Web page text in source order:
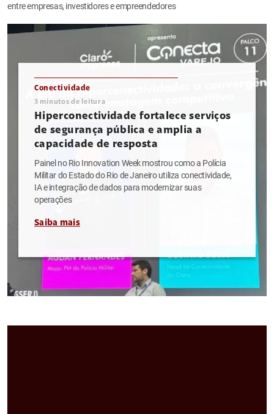
entre empresas, investidores e empreendedores
Conectividade
3 minutos de leitura
Hiperconectividade fortalece serviços
de segurança pública e amplia a
capacidade de resposta
Painel no Rio Innovation Week mostrou como a Polícia
Militar do Estado do Rio de Janeiro utiliza conectividade,
IA e integração de dados para modernizar suas
operações
Saiba mais